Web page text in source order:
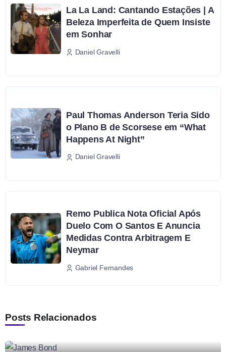
La La Land: Cantando Estações | A
Beleza Imperfeita de Quem Insiste
em Sonhar
Daniel Gravelli
Paul Thomas Anderson Teria Sido
o Plano B de Scorsese em “What
Happens At Night”
Daniel Gravelli
Remo Publica Nota Oficial Após
Duelo Com O Santos E Anuncia
Medidas Contra Arbitragem E
Neymar
Gabriel Fernandes
Posts Relacionados